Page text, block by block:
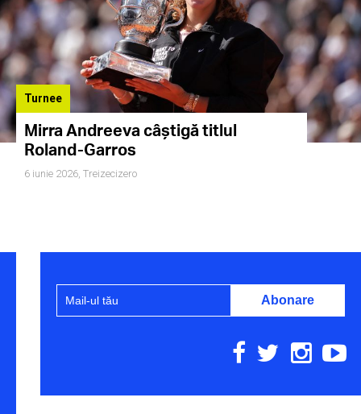
Turnee
Mirra Andreeva câștigă titlul
Roland-Garros
6 iunie 2026, Treizecizero